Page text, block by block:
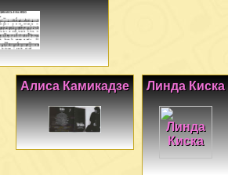
Линда Киска
Алиса Камикадзе